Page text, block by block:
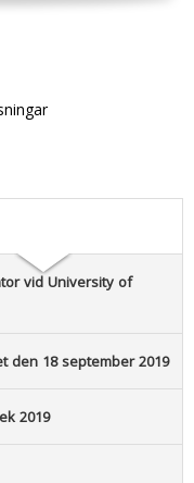
vid University of
den 18 september 2019
2019